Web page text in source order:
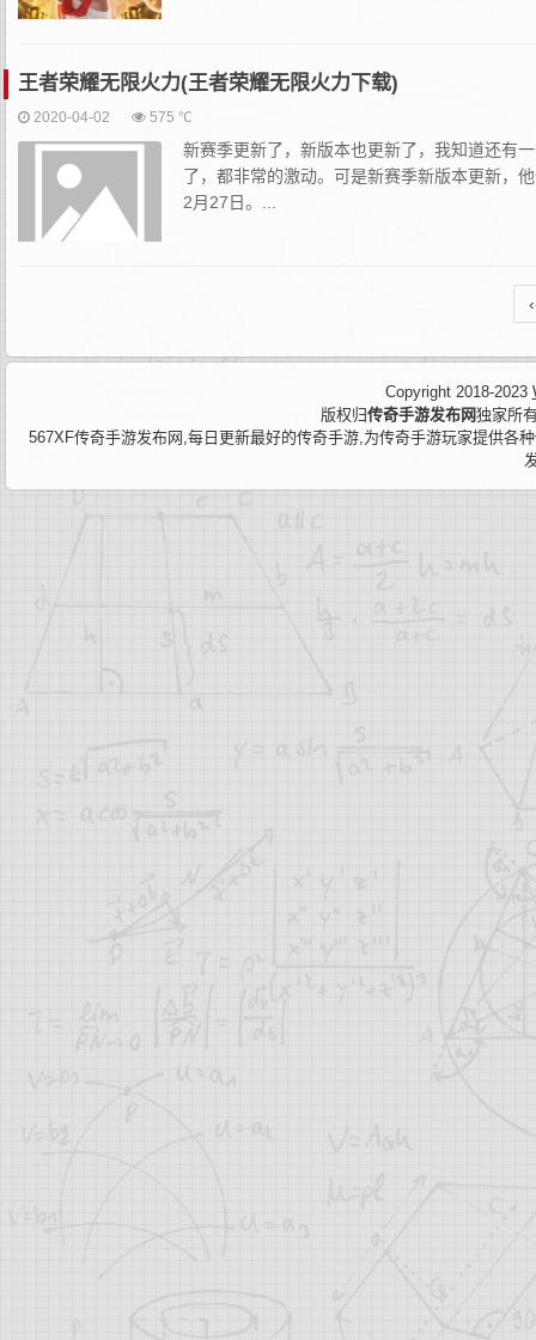
王者荣耀无限火力(王者荣耀无限火力下载)
2020-04-02 575 ℃
新赛季更新了，新版本也更新了，我知道还有
了，都非常的激动。可是新赛季新版本更新，
2月27日。...
Copyright 2018-2023
版权归传奇手游发布网独家所
567XF传奇手游发布网,每日更新最好的传奇手游,为传奇手游玩家提供各